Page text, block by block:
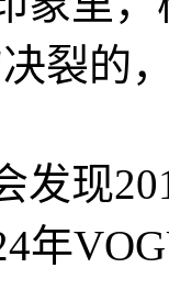
裂的
发现
年